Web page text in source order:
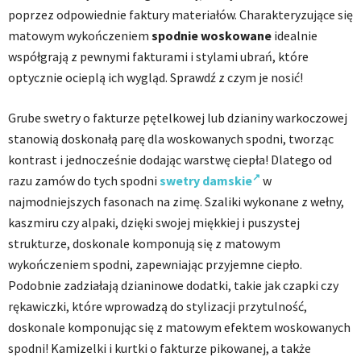
poprzez odpowiednie faktury materiałów. Charakteryzujące się
matowym wykończeniem spodnie woskowane idealnie
współgrają z pewnymi fakturami i stylami ubrań, które
optycznie ocieplą ich wygląd. Sprawdź z czym je nosić!
Grube swetry o fakturze pętelkowej lub dzianiny warkoczowej
stanowią doskonałą parę dla woskowanych spodni, tworząc
kontrast i jednocześnie dodając warstwę ciepła! Dlatego od
razu zamów do tych spodni swetry damskie
w
najmodniejszych fasonach na zimę. Szaliki wykonane z wełny,
kaszmiru czy alpaki, dzięki swojej miękkiej i puszystej
strukturze, doskonale komponują się z matowym
wykończeniem spodni, zapewniając przyjemne ciepło.
Podobnie zadziałają dzianinowe dodatki, takie jak czapki czy
rękawiczki, które wprowadzą do stylizacji przytulność,
doskonale komponując się z matowym efektem woskowanych
spodni! Kamizelki i kurtki o fakturze pikowanej, a także